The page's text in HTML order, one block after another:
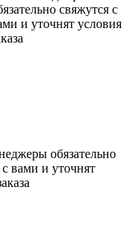
свяжутся с
и уточнят условия
обязательно
с вами и уточнят